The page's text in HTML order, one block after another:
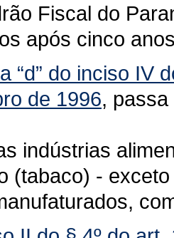
Fiscal do
após cinco
“d” do inciso IV
de 1996,
indústrias
(tabaco) -